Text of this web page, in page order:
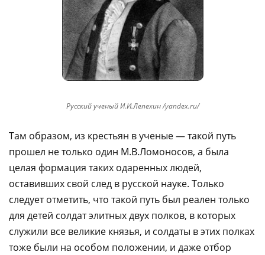
Русский ученый И.И.Лепехин /yandex.ru/
Там образом, из крестьян в ученые — такой путь
прошел не только один М.В.Ломоносов, а была
целая формация таких одаренных людей,
оставивших свой след в русской науке. Только
следует отметить, что такой путь был реален только
для детей солдат элитных двух полков, в которых
служили все великие князья, и солдаты в этих полках
тоже были на особом положении, и даже отбор